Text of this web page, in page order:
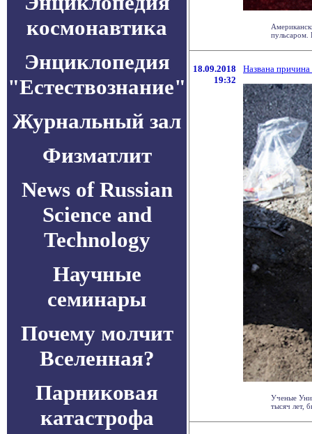
космонавтика
Энциклопедия
"Естествознание"
Журнальный зал
Физматлит
News of Russian
Science and
Technology
Научные
семинары
Почему молчит
Вселенная?
Парниковая
катастрофа
пульсаром.
18.09.2018
19:32
Названа
Ученые
тысяч лет,